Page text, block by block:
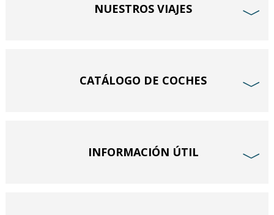
NUESTROS VIAJES ﹀
CATÁLOGO DE COCHES ﹀
INFORMACIÓN ÚTIL ﹀